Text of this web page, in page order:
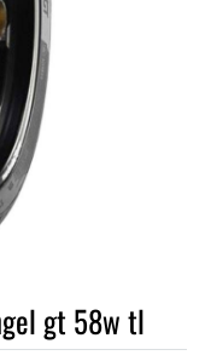
gt 58w tl